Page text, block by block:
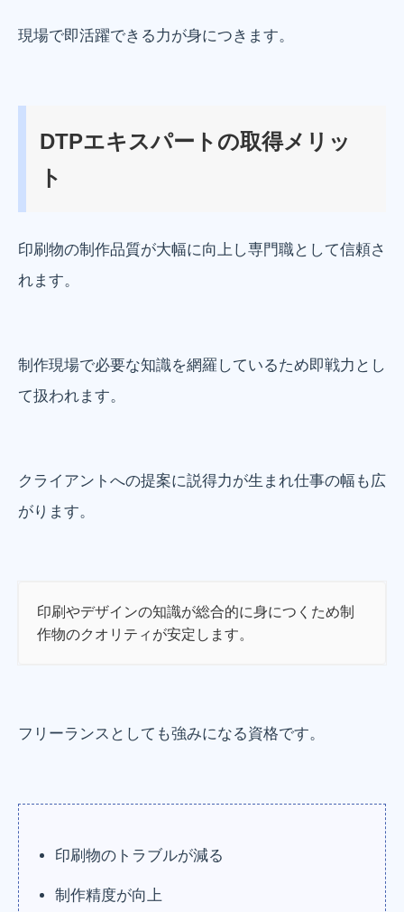
現場で即活躍できる力が身につきます。
DTPエキスパートの取得メリッ
ト
印刷物の制作品質が大幅に向上し専門職として信頼さ
れます。
制作現場で必要な知識を網羅しているため即戦力とし
て扱われます。
クライアントへの提案に説得力が生まれ仕事の幅も広
がります。
印刷やデザインの知識が総合的に身につくため制
作物のクオリティが安定します。
フリーランスとしても強みになる資格です。
印刷物のトラブルが減る
制作精度が向上